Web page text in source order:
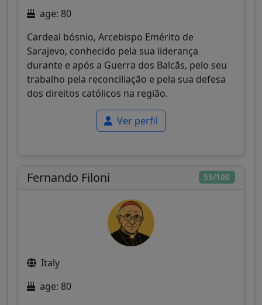
age: 80
Cardeal bósnio, Arcebispo Emérito de
Sarajevo, conhecido pela sua liderança
durante e após a Guerra dos Balcãs, pelo seu
trabalho pela reconciliação e pela sua defesa
dos direitos católicos na região.
Ver perfil
55/100
Fernando Filoni
Italy
age: 80